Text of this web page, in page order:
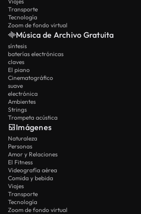
Transporte
Tecnología
Zoom de fondo virtual
Música de Archivo Gratuita
síntesis
baterías electrónicas
claves
El piano
Cinematográfico
suave
electrónica
Ambientes
Strings
Trompeta acústica
Imágenes
Naturaleza
Personas
Amor y Relaciones
El Fitness
Videografía aérea
Comida y bebida
Viajes
Transporte
Tecnología
Zoom de fondo virtual